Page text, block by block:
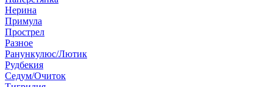
Нерина
Примула
Прострел
Разное
Ранункулюс/Лютик
Рудбекия
Седум/Очиток